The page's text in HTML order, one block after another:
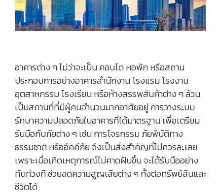
อาคารต่าง ๆ ไม่ว่าจะเป็น คอนโด หอพัก หรือสถาน
ประกอบการอย่างอาคารสำนักงาน โรงแรม โรงงาน
อุตสาหกรรม โรงเรียน หรือห้างสรรพสินค้าต่าง ๆ ล้วน
เป็นสถานที่ที่มีผู้คนจำนวนมากอาศัยอยู่ การวางระบบ
รักษาความปลอดภัยในอาคารที่ได้มาตรฐาน เพื่อเตรียม
รับมือกับภัยต่าง ๆ เช่น การโจรกรรม ภัยพิบัติทาง
ธรรมชาติ หรืออัคคีภัย จึงเป็นสิ่งสำคัญที่ไม่ควรละเลย
เพราะเมื่อเกิดเหตุการณ์ไม่คาดฝันขึ้น จะได้รับมืออย่าง
ทันท่วงที ช่วยลดความสูญเสียต่าง ๆ ทั้งต่อทรัพย์สินและ
ชีวิตได้